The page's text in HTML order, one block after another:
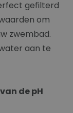
gefilterd
om
zwembad.
aan te
de pH